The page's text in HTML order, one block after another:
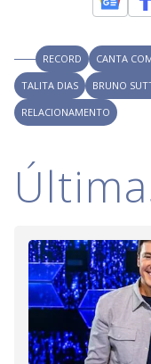
RECORD CANTA
TALITA DIAS
BRUNO
RELACIONAMENTO